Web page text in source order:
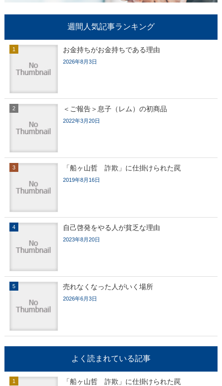
週間人気記事ランキング
お金持ちがお金持ちである理由
2026年8月3日
＜ご報告＞息子（レム）の初商品
2022年3月20日
「船ヶ山哲 詐欺」に仕掛けられた罠
2019年8月16日
自己啓発をやる人が貧乏な理由
2023年8月20日
売れなくなった人がいく場所
2026年6月3日
よく読まれている記事
「船ヶ山哲 詐欺」に仕掛けられた罠